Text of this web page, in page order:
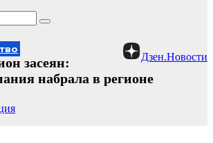
Дзен.Новости
засеян:
набрала в регионе